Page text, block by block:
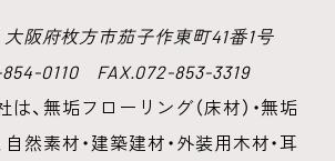
阪府枚方市茄子作東町41番1号
854-0110 FAX.072-853-3319
、無垢フローリング（床材）・無垢
自然素材・建築建材・外装用木材・耳